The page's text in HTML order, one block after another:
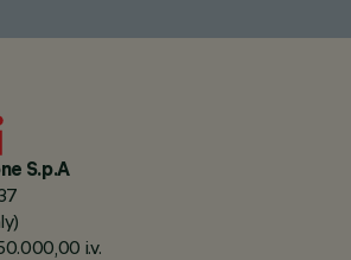
S.p.A
i.v.